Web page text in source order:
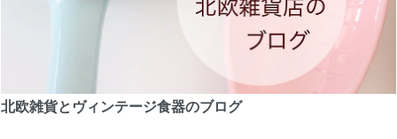
北欧雑貨とヴィンテージ食器のブログ